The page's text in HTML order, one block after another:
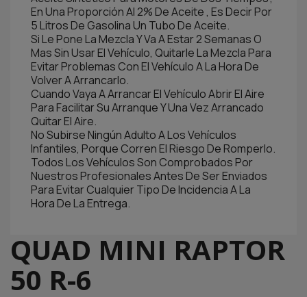
En Una Proporción Al 2% De Aceite , Es Decir Por
5 Litros De Gasolina Un Tubo De Aceite.
Si Le Pone La Mezcla Y Va A Estar 2 Semanas O
Mas Sin Usar El Vehículo, Quitarle La Mezcla Para
Evitar Problemas Con El Vehículo A La Hora De
Volver A Arrancarlo.
Cuando Vaya A Arrancar El Vehículo Abrir El Aire
Para Facilitar Su Arranque Y Una Vez Arrancado
Quitar El Aire.
No Subirse Ningún Adulto A Los Vehículos
Infantiles, Porque Corren El Riesgo De Romperlo.
Todos Los Vehículos Son Comprobados Por
Nuestros Profesionales Antes De Ser Enviados
Para Evitar Cualquier Tipo De Incidencia A La
Hora De La Entrega.
QUAD MINI RAPTOR
50 R-6